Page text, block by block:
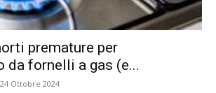
premature per
da fornelli a gas (e...
24 Ottobre 2024